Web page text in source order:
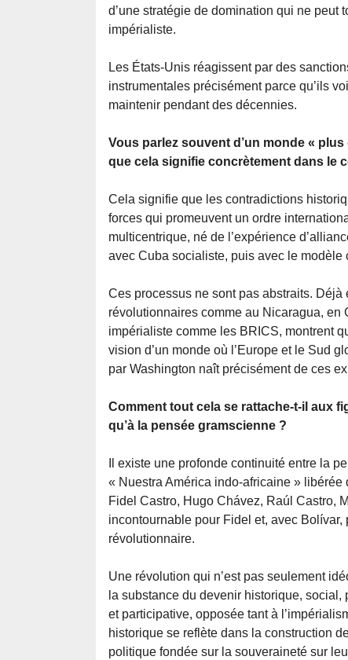
d’une stratégie de domination qui ne
impérialiste.
Les États-Unis réagissent par des
instrumentales précisément parce qu’ils
maintenir pendant des décennies.
Vous parlez souvent d’un monde «
que cela signifie concrètement dans le
Cela signifie que les contradictions
forces qui promeuvent un ordre
multicentrique, né de l’expérience
avec Cuba socialiste, puis avec le modèle
Ces processus ne sont pas abstraits.
révolutionnaires comme au Nicaragua,
impérialiste comme les BRICS, montrent
vision d’un monde où l’Europe et le Sud
par Washington naît précisément de ces
Comment tout cela se rattache-t-il aux
qu’à la pensée gramscienne ?
Il existe une profonde continuité entre la
« Nuestra América indo-africaine »
Fidel Castro, Hugo Chávez, Raúl Castro,
incontournable pour Fidel et, avec Bolívar,
révolutionnaire.
Une révolution qui n’est pas seulement
la substance du devenir historique,
et participative, opposée tant à
historique se reflète dans la construction
politique fondée sur la souveraineté sur